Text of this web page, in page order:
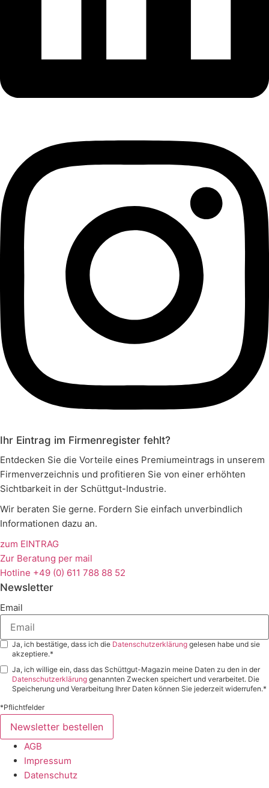
Ihr Eintrag im Firmenregister fehlt?
Entdecken Sie die Vorteile eines Premiumeintrags in unserem
Firmenverzeichnis und profitieren Sie von einer erhöhten
Sichtbarkeit in der Schüttgut-Industrie.
Wir beraten Sie gerne. Fordern Sie einfach unverbindlich
Informationen dazu an.
zum EINTRAG
Zur Beratung per mail
Hotline +49 (0) 611 788 88 52
Newsletter
Email
Ja, ich bestätige, dass ich die Datenschutzerklärung gelesen habe und sie
akzeptiere.*
Ja, ich willige ein, dass das Schüttgut-Magazin meine Daten zu den in der
Datenschutzerklärung genannten Zwecken speichert und verarbeitet. Die
Speicherung und Verarbeitung Ihrer Daten können Sie jederzeit widerrufen.*
*Pflichtfelder
Newsletter bestellen
AGB
Impressum
Datenschutz